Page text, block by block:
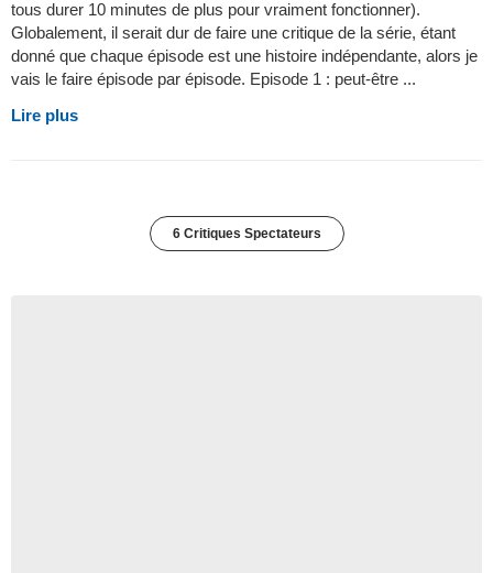
tous durer 10 minutes de plus pour vraiment fonctionner).
Globalement, il serait dur de faire une critique de la série, étant
donné que chaque épisode est une histoire indépendante, alors je
vais le faire épisode par épisode. Episode 1 : peut-être ...
Lire plus
6 Critiques Spectateurs